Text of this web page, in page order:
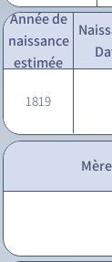
Année de
naissance
estimée
1819